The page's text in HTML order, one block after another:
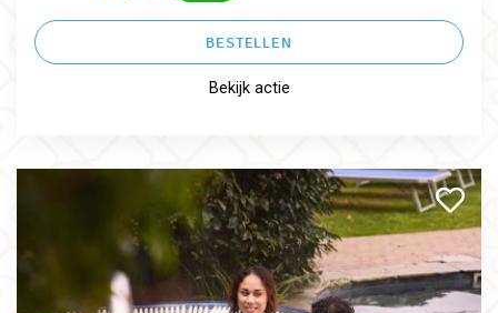
BESTELLEN
Bekijk actie